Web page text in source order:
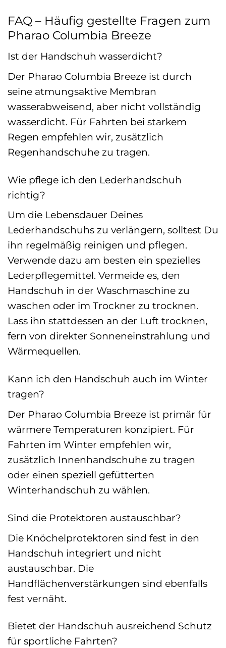
FAQ – Häufig gestellte Fragen zum
Pharao Columbia Breeze
Ist der Handschuh wasserdicht?
Der Pharao Columbia Breeze ist durch
seine atmungsaktive Membran
wasserabweisend, aber nicht vollständig
wasserdicht. Für Fahrten bei starkem
Regen empfehlen wir, zusätzlich
Regenhandschuhe zu tragen.
Wie pflege ich den Lederhandschuh
richtig?
Um die Lebensdauer Deines
Lederhandschuhs zu verlängern, solltest Du
ihn regelmäßig reinigen und pflegen.
Verwende dazu am besten ein spezielles
Lederpflegemittel. Vermeide es, den
Handschuh in der Waschmaschine zu
waschen oder im Trockner zu trocknen.
Lass ihn stattdessen an der Luft trocknen,
fern von direkter Sonneneinstrahlung und
Wärmequellen.
Kann ich den Handschuh auch im Winter
tragen?
Der Pharao Columbia Breeze ist primär für
wärmere Temperaturen konzipiert. Für
Fahrten im Winter empfehlen wir,
zusätzlich Innenhandschuhe zu tragen
oder einen speziell gefütterten
Winterhandschuh zu wählen.
Sind die Protektoren austauschbar?
Die Knöchelprotektoren sind fest in den
Handschuh integriert und nicht
austauschbar. Die
Handflächenverstärkungen sind ebenfalls
fest vernäht.
Bietet der Handschuh ausreichend Schutz
für sportliche Fahrten?